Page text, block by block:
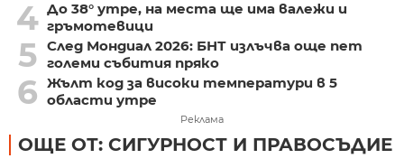
4 До 38° утре, на места ще има валежи и
гръмотевици
5 След Мондиал 2026: БНТ излъчва още пет
големи събития пряко
6 Жълт код за високи температури в 5
области утре
Реклама
ОЩЕ ОТ: СИГУРНОСТ И ПРАВОСЪДИЕ